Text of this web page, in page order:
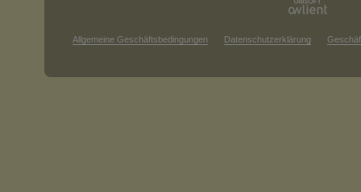
Allgemeine Geschäftsbedingungen Datenschutzerklärung